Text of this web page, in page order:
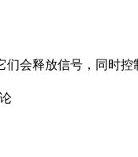
会释放信号，同时